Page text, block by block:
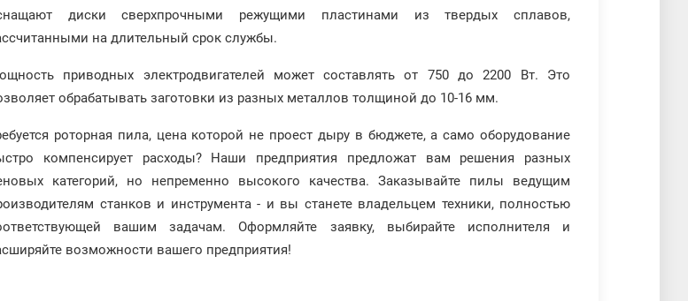
диски сверхпрочными режущими пластинами из твердых сплавов,
на длительный срок службы.
приводных электродвигателей может составлять от 750 до 2200 Вт. Это
обрабатывать заготовки из разных металлов толщиной до 10-16 мм.
роторная пила, цена которой не проест дыру в бюджете, а само оборудование
компенсирует расходы? Наши предприятия предложат вам решения разных
категорий, но непременно высокого качества. Заказывайте пилы ведущим
станков и инструмента - и вы станете владельцем техники, полностью
вашим задачам. Оформляйте заявку, выбирайте исполнителя и
возможности вашего предприятия!